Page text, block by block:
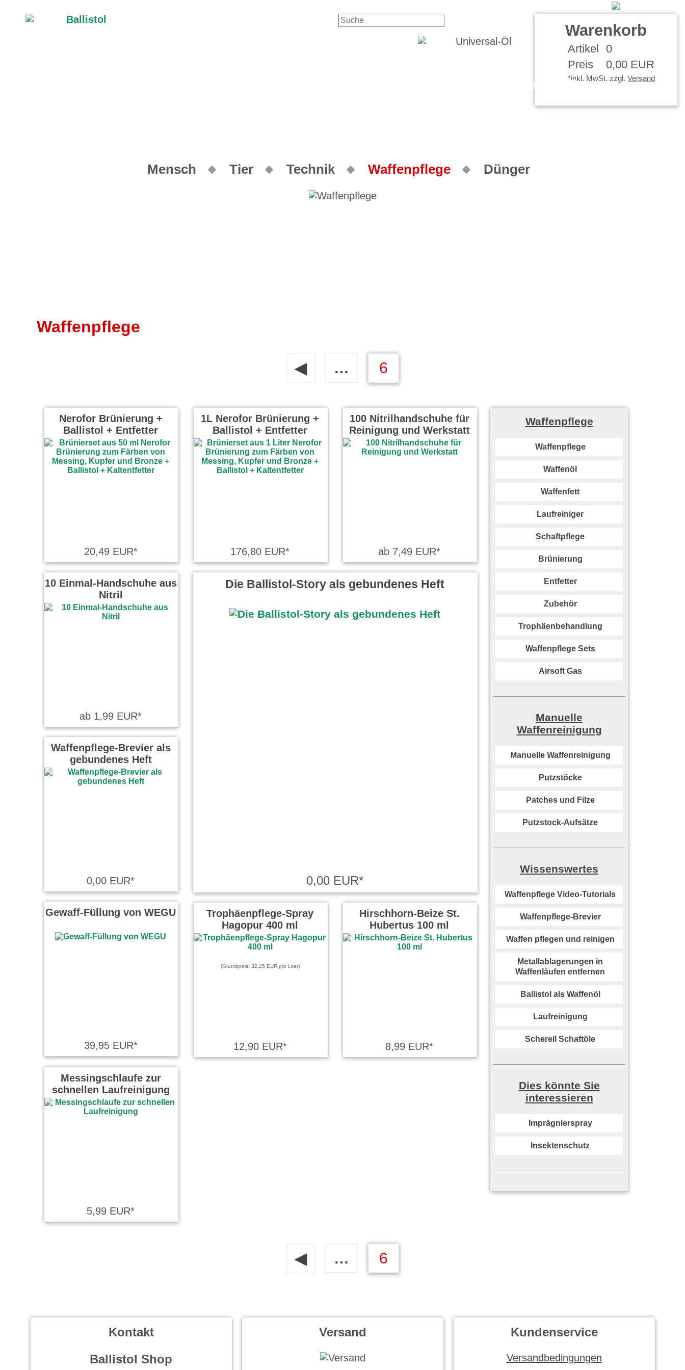
Warenkorb
Artikel
0
Preis
0,00 EUR
*inkl. MwSt. zzgl. Versand
Mensch Tier Technik Waffenpflege Dünger
Waffenpflege
Waffenpflege
◀ … 6
Waffenpflege
Waffenpflege
Waffenöl
Waffenfett
Laufreiniger
Schaftpflege
Brünierung
Entfetter
Zubehör
Trophäenbehandlung
Waffenpflege Sets
Airsoft Gas
Manuelle
Waffenreinigung
Manuelle Waffenreinigung
Putzstöcke
Patches und Filze
Putzstock-Aufsätze
Wissenswertes
Waffenpflege Video-Tutorials
Waffenpflege-Brevier
Waffen pflegen und reinigen
Metallablagerungen in
Waffenläufen entfernen
Ballistol als Waffenöl
Laufreinigung
Scherell Schaftöle
Dies könnte Sie
interessieren
Imprägnierspray
Insektenschutz
Nerofor Brünierung +
Ballistol + Entfetter
20,49 EUR*
1L Nerofor Brünierung +
Ballistol + Entfetter
176,80 EUR*
100 Nitrilhandschuhe für
Reinigung und Werkstatt
ab 7,49 EUR*
10 Einmal-Handschuhe aus
Nitril
ab 1,99 EUR*
Die Ballistol-Story als gebundenes Heft
0,00 EUR*
Waffenpflege-Brevier als
gebundenes Heft
0,00 EUR*
Gewaff-Füllung von WEGU
39,95 EUR*
Trophäenpflege-Spray
Hagopur 400 ml
(Grundpreis: 32,25 EUR pro Liter)
12,90 EUR*
Hirschhorn-Beize St.
Hubertus 100 ml
8,99 EUR*
Messingschlaufe zur
schnellen Laufreinigung
5,99 EUR*
◀ … 6
Kontakt
Ballistol Shop
Versand Kundenservice
Versandbedingungen